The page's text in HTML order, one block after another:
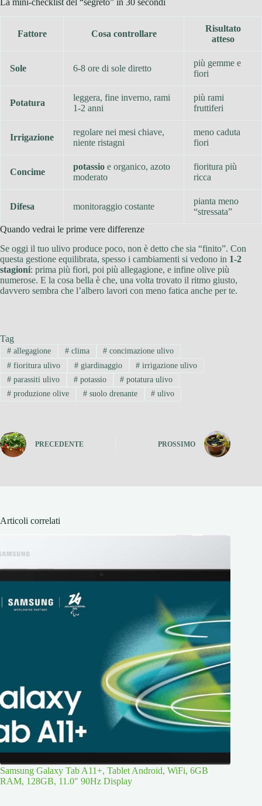
La mini-checklist del “segreto” in 30 secondi
Fattore Cosa controllare
Risultato
atteso
Sole 6-8 ore di sole diretto
più gemme e
fiori
Potatura
leggera, fine inverno, rami
1-2 anni
più rami
fruttiferi
Irrigazione
regolare nei mesi chiave,
niente ristagni
meno caduta
fiori
Concime
potassio e organico, azoto
moderato
fioritura più
ricca
Difesa monitoraggio costante
pianta meno
“stressata”
Quando vedrai le prime vere differenze
Se oggi il tuo ulivo produce poco, non è detto che sia “finito”. Con
questa gestione equilibrata, spesso i cambiamenti si vedono in 1-2
stagioni: prima più fiori, poi più allegagione, e infine olive più
numerose. E la cosa bella è che, una volta trovato il ritmo giusto,
davvero sembra che l’albero lavori con meno fatica anche per te.
Tag
#allegagione #clima # concimazione ulivo
#fioritura ulivo #giardinaggio # irrigazione ulivo
#parassiti ulivo #potassio # potatura ulivo
#produzione olive #suolo drenante # ulivo
PRECEDENTE PROSSIMO
Articoli correlati
Samsung Galaxy Tab A11+, Tablet Android, WiFi, 6GB
RAM, 128GB, 11.0″ 90Hz Display